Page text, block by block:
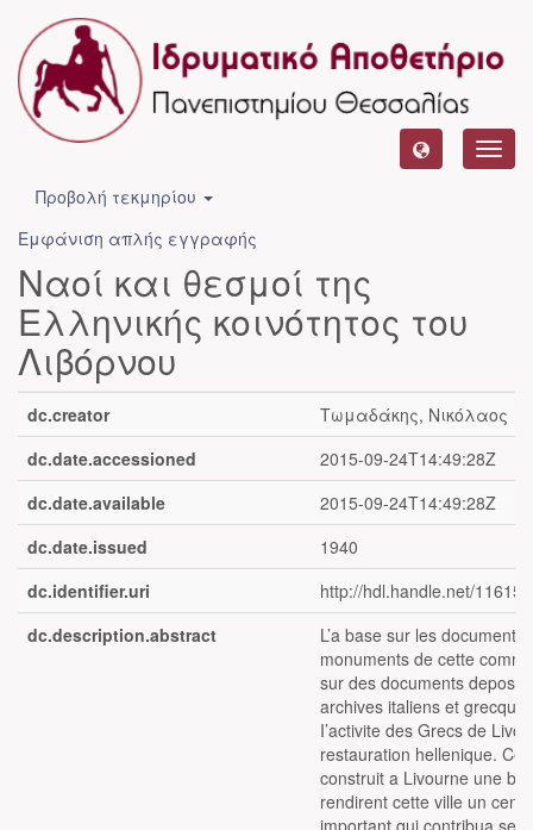
Προβολή τεκμηρίου
Εμφάνιση απλής εγγραφής
Ναοί και θεσμοί της
Ελληνικής κοινότητος του
Λιβόρνου
dc.creator
Τωμαδάκης, Νικόλαος
dc.date.accessioned
2015-09-24T14:49:28Z
dc.date.available
2015-09-24T14:49:28Z
dc.date.issued
1940
dc.identifier.uri
http://hdl.handle.net/11615/
dc.description.abstract
L’a base sur les documents
monuments de cette
sur des documents
archives italiens et
I’activite des Grecs de
restauration hellenique.
construit a Livourne une
rendirent cette ville un
important qui contribua